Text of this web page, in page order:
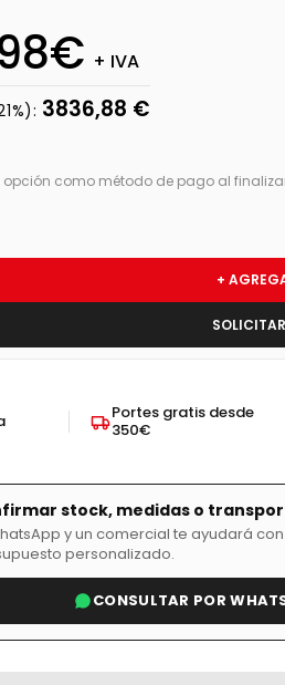
+ IVA
3836,88 €
opción como método de pago al
+
Portes gratis desde
350€
stock, medidas o
y un comercial te ayudará
personalizado.
CONSULTAR POR